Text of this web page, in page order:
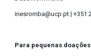
inesromba@ucp.pt | +351
Para pequenas